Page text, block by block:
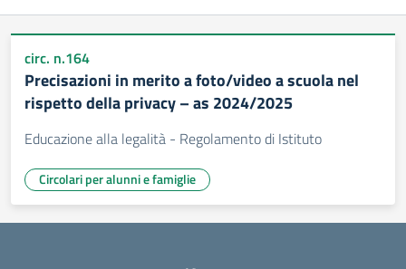
circ. n.164
Precisazioni in merito a foto/video a scuola nel
rispetto della privacy – as 2024/2025
Educazione alla legalità - Regolamento di Istituto
Circolari per alunni e famiglie